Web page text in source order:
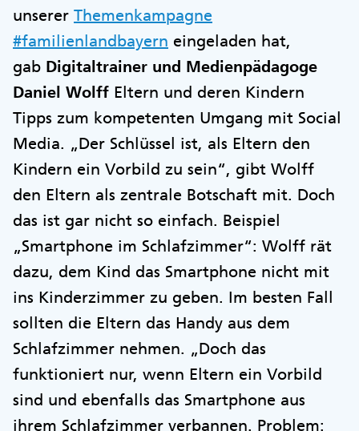
unserer Themenkampagne
#familienlandbayern eingeladen hat,
gab Digitaltrainer und Medienpädagoge
Daniel Wolff Eltern und deren Kindern
Tipps zum kompetenten Umgang mit Social
Media. „Der Schlüssel ist, als Eltern den
Kindern ein Vorbild zu sein“, gibt Wolff
den Eltern als zentrale Botschaft mit. Doch
das ist gar nicht so einfach. Beispiel
„Smartphone im Schlafzimmer“: Wolff rät
dazu, dem Kind das Smartphone nicht mit
ins Kinderzimmer zu geben. Im besten Fall
sollten die Eltern das Handy aus dem
Schlafzimmer nehmen. „Doch das
funktioniert nur, wenn Eltern ein Vorbild
sind und ebenfalls das Smartphone aus
ihrem Schlafzimmer verbannen. Problem: